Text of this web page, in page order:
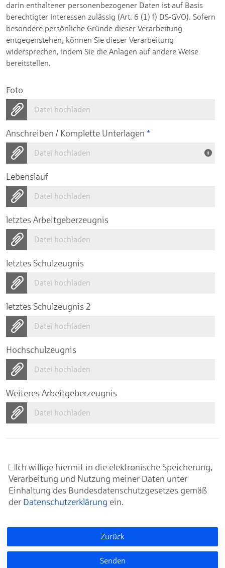
darin enthaltener personenbezogener Daten ist auf Basis
berechtigter Interessen zulässig (Art. 6 (1) f) DS-GVO). Sofern
besondere persönliche Gründe dieser Verarbeitung
entgegenstehen, können Sie dieser Verarbeitung
widersprechen, indem Sie die Anlagen auf andere Weise
bereitstellen.
Foto
Datei hochladen
Anschreiben / Komplette Unterlagen *
Datei hochladen
Lebenslauf
Datei hochladen
letztes Arbeitgeberzeugnis
Datei hochladen
letztes Schulzeugnis
Datei hochladen
letztes Schulzeugnis 2
Datei hochladen
Hochschulzeugnis
Datei hochladen
Weiteres Arbeitgeberzeugnis
Datei hochladen
Ich willige hiermit in die elektronische Speicherung,
Verarbeitung und Nutzung meiner Daten unter
Einhaltung des Bundesdatenschutzgesetzes gemäß
der Datenschutzerklärung ein.
Zurück
Senden